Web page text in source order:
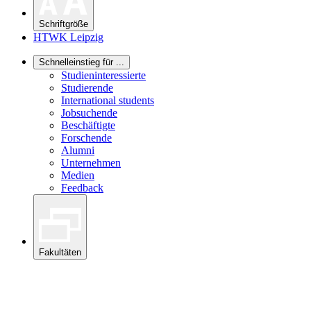
Schriftgröße
HTWK Leipzig
Schnelleinstieg für ...
Studieninteressierte
Studierende
International students
Jobsuchende
Beschäftigte
Forschende
Alumni
Unternehmen
Medien
Feedback
Fakultäten